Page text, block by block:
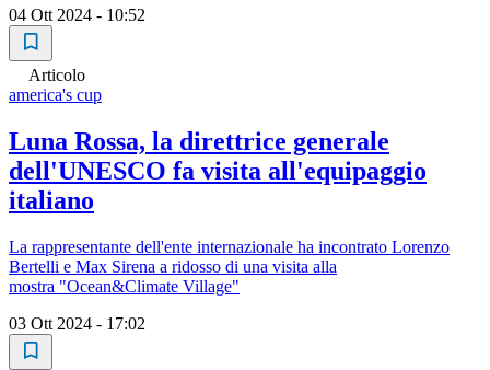
04 Ott 2024 - 10:52
Articolo
america's cup
Luna Rossa, la direttrice generale
dell'UNESCO fa visita all'equipaggio
italiano
La rappresentante dell'ente internazionale ha incontrato Lorenzo
Bertelli e Max Sirena a ridosso di una visita alla
mostra "Ocean&Climate Village"
03 Ott 2024 - 17:02